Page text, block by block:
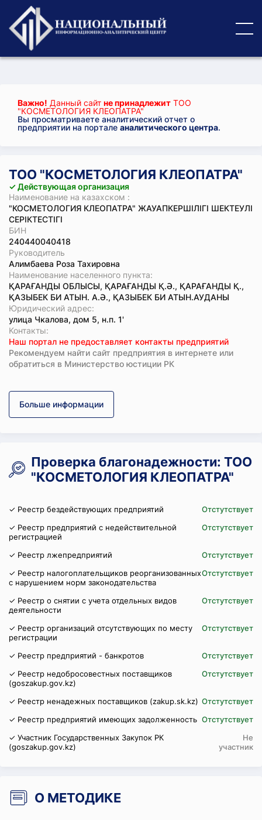
Важно! Данный сайт не принадлежит ТОО
"КОСМЕТОЛОГИЯ КЛЕОПАТРА"
Вы просматриваете аналитический отчет о
предприятии на портале аналитического центра.
ТОО "КОСМЕТОЛОГИЯ КЛЕОПАТРА"
✓ Действующая организация
Наименование на казахском :
"КОСМЕТОЛОГИЯ КЛЕОПАТРА" ЖАУАПКЕРШІЛІГІ ШЕКТЕУЛІ
СЕРІКТЕСТІГІ
БИН
240440040418
Руководитель
Алимбаева Роза Тахировна
Наименование населенного пункта:
ҚАРАҒАНДЫ ОБЛЫСЫ, ҚАРАҒАНДЫ Қ.Ә., ҚАРАҒАНДЫ Қ.,
ҚАЗЫБЕК БИ АТЫН. А.Ә., ҚАЗЫБЕК БИ АТЫН.АУДАНЫ
Юридический адрес:
улица Чкалова, дом 5, н.п. 1'
Koнтaкты:
Наш портал не предоставляет контакты предприятий
Рекомендуем найти сайт предприятия в интернете или
обратиться в Министерство юстиции РК
Больше информации
Проверка благонадежности: ТОО
"КОСМЕТОЛОГИЯ КЛЕОПАТРА"
✓ Реестр бездействующих предприятий
Отстутствует
✓ Реестр предприятий с недействительной
регистрацией
Отстутствует
✓ Реестр лжепредприятий
Отстутствует
✓ Реестр налогоплательщиков реорганизованных
с нарушением норм законодательства
Отстутствует
✓ Реестр о снятии с учета отдельных видов
деятельности
Отстутствует
✓ Реестр организаций отсутствующих по месту
регистрации
Отстутствует
✓ Реестр предприятий - банкротов
Отстутствует
✓ Реестр недобросовестных поставщиков
(goszakup.gov.kz)
Отстутствует
✓ Реестр ненадежных поставщиков (zakup.sk.kz) Отстутствует
✓ Реестр предприятий имеющих задолженность Отстутствует
✓ Участник Государственных Закупок РК
(goszakup.gov.kz)
Не
участник
О МЕТОДИКЕ